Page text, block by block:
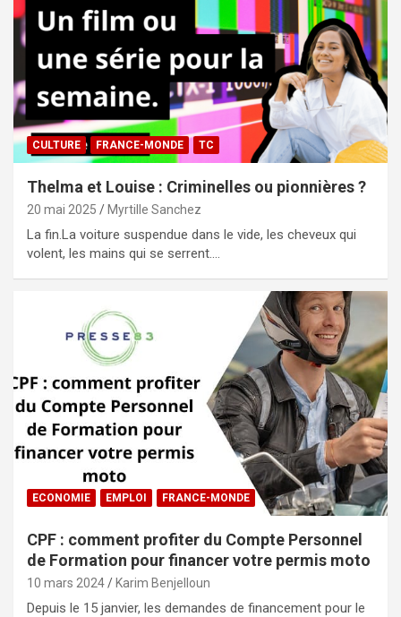
CULTURE FRANCE-MONDE TC
Thelma et Louise : Criminelles ou pionnières ?
20 mai 2025 Myrtille Sanchez
La fin.La voiture suspendue dans le vide, les cheveux qui
volent, les mains qui se serrent.…
ECONOMIE EMPLOI FRANCE-MONDE
CPF : comment profiter du Compte Personnel
de Formation pour financer votre permis moto
10 mars 2024 Karim Benjelloun
Depuis le 15 janvier, les demandes de financement pour le